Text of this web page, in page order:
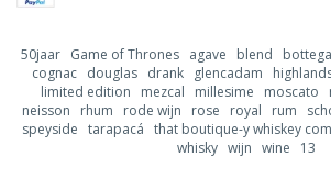
50jaar Game of Thrones agave blend bottega
cognac douglas drank glencadam
limited edition
mezcal millesime moscato
neisson
rhum rode wijn rose royal rum
speyside tarapacá that boutique-y whiskey
whisky wijn wine 13